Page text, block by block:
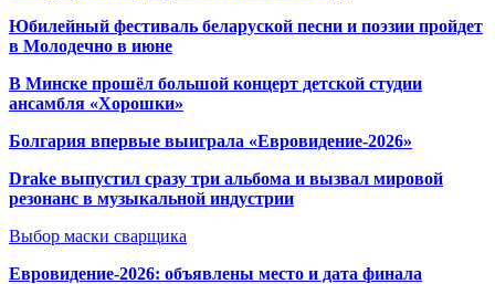
Юбилейный фестиваль беларуской песни и поэзии пройдет
в Молодечно в июне
В Минске прошёл большой концерт детской студии
ансамбля «Хорошки»
Болгария впервые выиграла «Евровидение-2026»
Drake выпустил сразу три альбома и вызвал мировой
резонанс в музыкальной индустрии
Выбор маски сварщика
Евровидение-2026: объявлены место и дата финала